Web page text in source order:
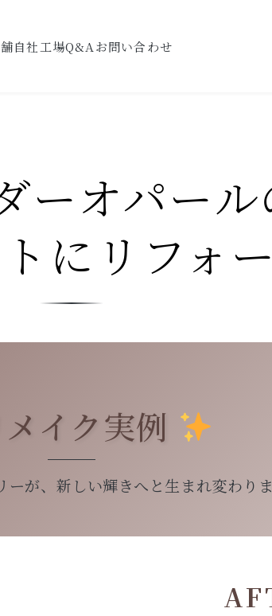
自社工場Q&A お問い合わせ
ーオパー
にリフォ
メイク実例
ーが、新しい輝きへと生まれ変わり